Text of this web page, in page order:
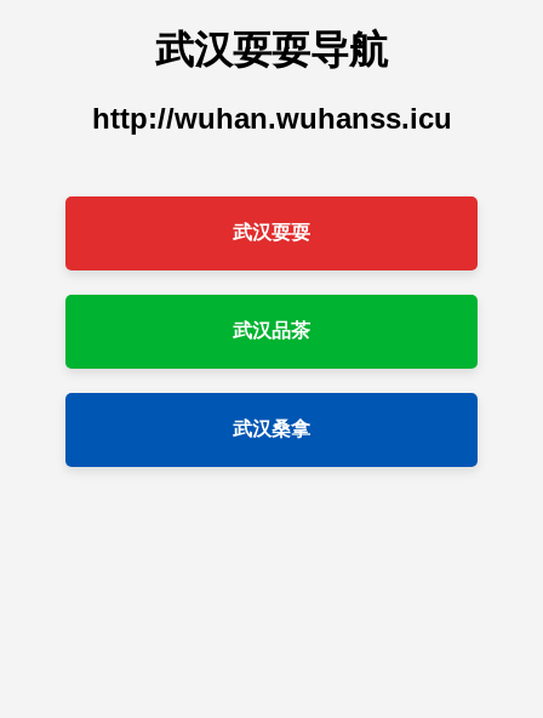
武汉耍耍导航
http://wuhan.wuhanss.icu
武汉耍耍
武汉品茶
武汉桑拿